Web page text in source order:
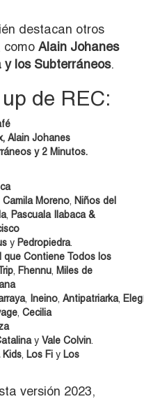
destacan otros
como Alain Johanes
y los Subterráneos.
de REC:
Alain Johanes
y 2 Minutos.
Camila Moreno, Niños del
, Pascuala Ilabaca &
y Pedropiedra.
que Contiene Todos los
, Fhennu, Miles de
, Ineino, Antipatriarka,
, Cecilia
y Vale Colvin.
Kids, Los Fi y Los
versión 2023,